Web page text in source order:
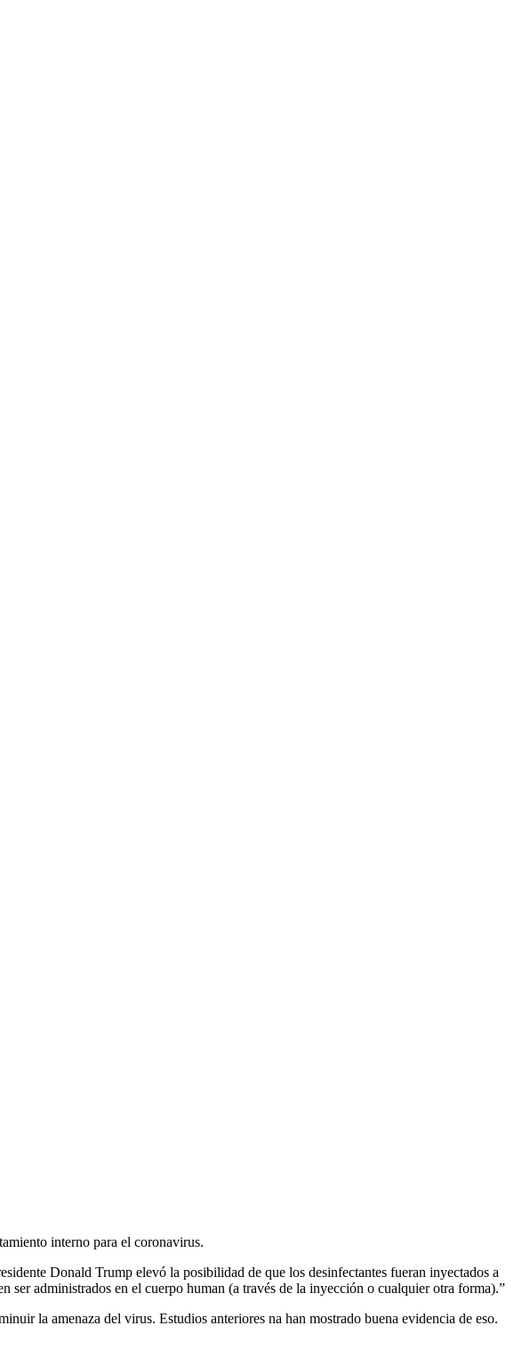
interno para el coronavirus.
Donald Trump elevó la posibilidad de que los desinfectantes fueran inyectados a
ser administrados en el cuerpo human (a través de la inyección o cualquier otra forma).”
la amenaza del virus. Estudios anteriores na han mostrado buena evidencia de eso.